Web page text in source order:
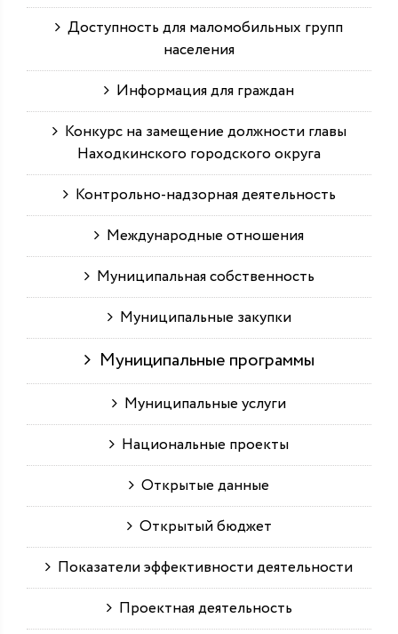
Доступность для маломобильных групп
населения
Информация для граждан
Конкурс на замещение должности главы
Находкинского городского округа
Контрольно-надзорная деятельность
Международные отношения
Муниципальная собственность
Муниципальные закупки
Муниципальные программы
Муниципальные услуги
Национальные проекты
Открытые данные
Открытый бюджет
Показатели эффективности деятельности
Проектная деятельность